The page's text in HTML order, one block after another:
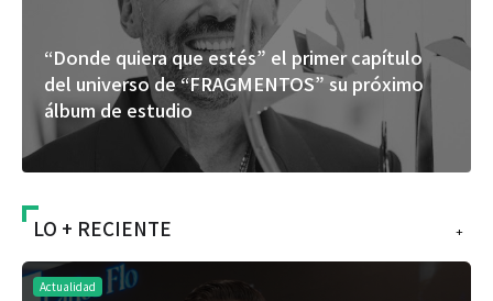
“Donde quiera que estés” el primer capítulo
del universo de “FRAGMENTOS” su próximo
álbum de estudio
+
LO + RECIENTE
Actualidad